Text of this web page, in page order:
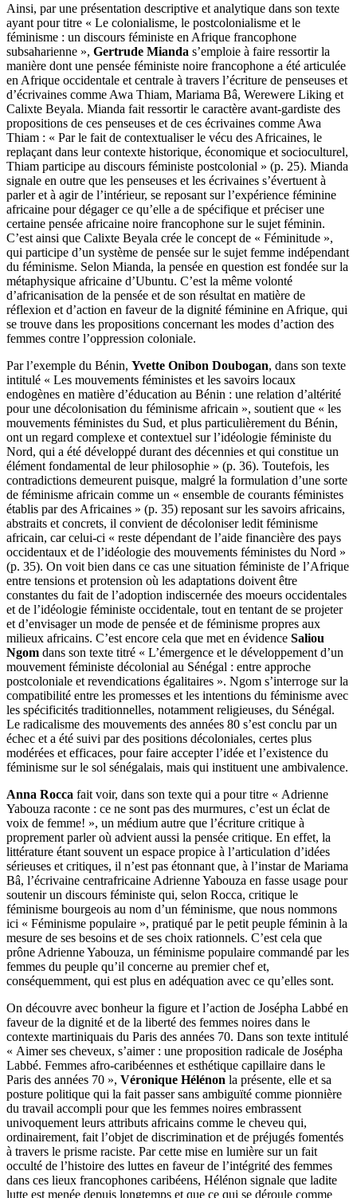
Ainsi, par une présentation descriptive et analytique dans son texte
ayant pour titre « Le colonialisme, le postcolonialisme et le
féminisme : un discours féministe en Afrique francophone
subsaharienne », Gertrude Mianda s’emploie à faire ressortir la
manière dont une pensée féministe noire francophone a été articulée
en Afrique occidentale et centrale à travers l’écriture de penseuses et
d’écrivaines comme Awa Thiam, Mariama Bâ, Werewere Liking et
Calixte Beyala. Mianda fait ressortir le caractère avant-gardiste des
propositions de ces penseuses et de ces écrivaines comme Awa
Thiam : « Par le fait de contextualiser le vécu des Africaines, le
replaçant dans leur contexte historique, économique et socioculturel,
Thiam participe au discours féministe postcolonial » (p. 25). Mianda
signale en outre que les penseuses et les écrivaines s’évertuent à
parler et à agir de l’intérieur, se reposant sur l’expérience féminine
africaine pour dégager ce qu’elle a de spécifique et préciser une
certaine pensée africaine noire francophone sur le sujet féminin.
C’est ainsi que Calixte Beyala crée le concept de « Féminitude »,
qui participe d’un système de pensée sur le sujet femme indépendant
du féminisme. Selon Mianda, la pensée en question est fondée sur la
métaphysique africaine d’Ubuntu. C’est la même volonté
d’africanisation de la pensée et de son résultat en matière de
réflexion et d’action en faveur de la dignité féminine en Afrique, qui
se trouve dans les propositions concernant les modes d’action des
femmes contre l’oppression coloniale.
Par l’exemple du Bénin, Yvette Onibon Doubogan, dans son texte
intitulé « Les mouvements féministes et les savoirs locaux
endogènes en matière d’éducation au Bénin : une relation d’altérité
pour une décolonisation du féminisme africain », soutient que « les
mouvements féministes du Sud, et plus particulièrement du Bénin,
ont un regard complexe et contextuel sur l’idéologie féministe du
Nord, qui a été développé durant des décennies et qui constitue un
élément fondamental de leur philosophie » (p. 36). Toutefois, les
contradictions demeurent puisque, malgré la formulation d’une sorte
de féminisme africain comme un « ensemble de courants féministes
établis par des Africaines » (p. 35) reposant sur les savoirs africains,
abstraits et concrets, il convient de décoloniser ledit féminisme
africain, car celui-ci « reste dépendant de l’aide financière des pays
occidentaux et de l’idéologie des mouvements féministes du Nord »
(p. 35). On voit bien dans ce cas une situation féministe de l’Afrique
entre tensions et protension où les adaptations doivent être
constantes du fait de l’adoption indiscernée des moeurs occidentales
et de l’idéologie féministe occidentale, tout en tentant de se projeter
et d’envisager un mode de pensée et de féminisme propres aux
milieux africains. C’est encore cela que met en évidence Saliou
Ngom dans son texte titré « L’émergence et le développement d’un
mouvement féministe décolonial au Sénégal : entre approche
postcoloniale et revendications égalitaires ». Ngom s’interroge sur la
compatibilité entre les promesses et les intentions du féminisme avec
les spécificités traditionnelles, notamment religieuses, du Sénégal.
Le radicalisme des mouvements des années 80 s’est conclu par un
échec et a été suivi par des positions décoloniales, certes plus
modérées et efficaces, pour faire accepter l’idée et l’existence du
féminisme sur le sol sénégalais, mais qui instituent une ambivalence.
Anna Rocca fait voir, dans son texte qui a pour titre « Adrienne
Yabouza raconte : ce ne sont pas des murmures, c’est un éclat de
voix de femme! », un médium autre que l’écriture critique à
proprement parler où advient aussi la pensée critique. En effet, la
littérature étant souvent un espace propice à l’articulation d’idées
sérieuses et critiques, il n’est pas étonnant que, à l’instar de Mariama
Bâ, l’écrivaine centrafricaine Adrienne Yabouza en fasse usage pour
soutenir un discours féministe qui, selon Rocca, critique le
féminisme bourgeois au nom d’un féminisme, que nous nommons
ici « Féminisme populaire », pratiqué par le petit peuple féminin à la
mesure de ses besoins et de ses choix rationnels. C’est cela que
prône Adrienne Yabouza, un féminisme populaire commandé par les
femmes du peuple qu’il concerne au premier chef et,
conséquemment, qui est plus en adéquation avec ce qu’elles sont.
On découvre avec bonheur la figure et l’action de Josépha Labbé en
faveur de la dignité et de la liberté des femmes noires dans le
contexte martiniquais du Paris des années 70. Dans son texte intitulé
« Aimer ses cheveux, s’aimer : une proposition radicale de Josépha
Labbé. Femmes afro-caribéennes et esthétique capillaire dans le
Paris des années 70 », Véronique Hélénon la présente, elle et sa
posture politique qui la fait passer sans ambiguïté comme pionnière
du travail accompli pour que les femmes noires embrassent
univoquement leurs attributs africains comme le cheveu qui,
ordinairement, fait l’objet de discrimination et de préjugés fomentés
à travers le prisme raciste. Par cette mise en lumière sur un fait
occulté de l’histoire des luttes en faveur de l’intégrité des femmes
dans ces lieux francophones caribéens, Hélénon signale que ladite
lutte est menée depuis longtemps et que ce qui se déroule comme